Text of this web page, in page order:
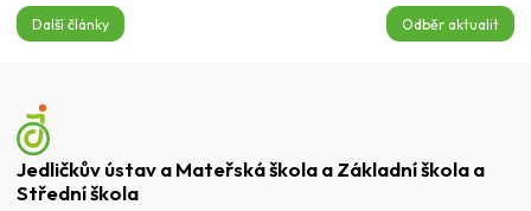
Další články Odběr aktualit
Jedličkův ústav a Mateřská škola a Základní škola a
Střední škola